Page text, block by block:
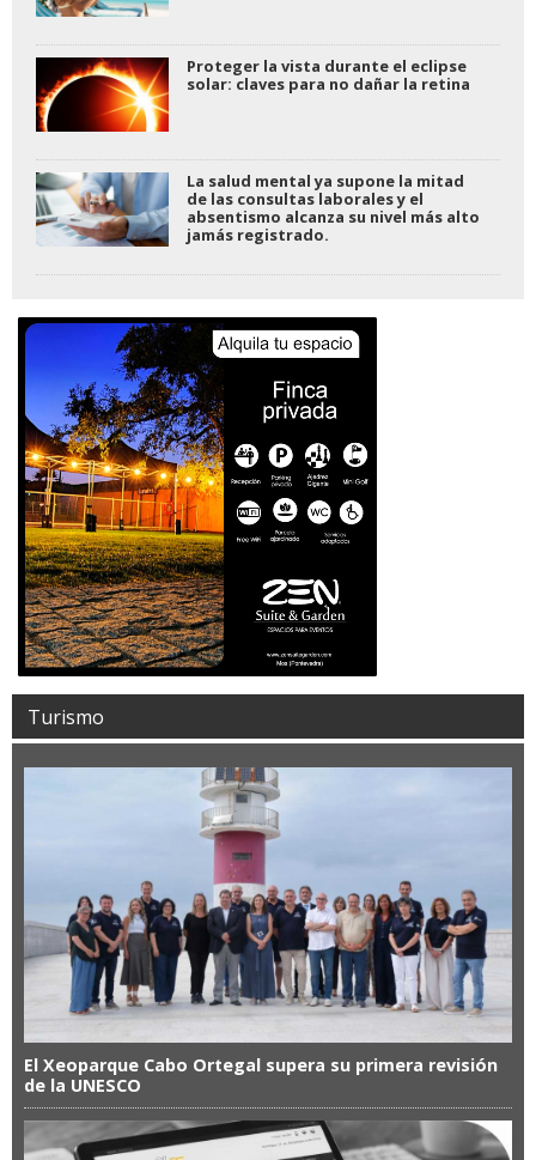
Proteger la vista durante el eclipse
solar: claves para no dañar la retina
La salud mental ya supone la mitad
de las consultas laborales y el
absentismo alcanza su nivel más alto
jamás registrado.
Turismo
El Xeoparque Cabo Ortegal supera su primera revisión
de la UNESCO